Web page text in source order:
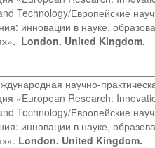
Technology/Европейские
инновации в науке,
London. United Kingdom.
научно-
«European Research:
Technology/Европейские
инновации в науке,
London. United Kingdom.